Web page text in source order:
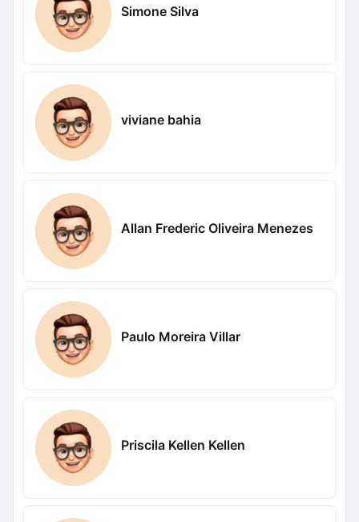
Simone Silva
viviane bahia
Allan Frederic Oliveira Menezes
Paulo Moreira Villar
Priscila Kellen Kellen